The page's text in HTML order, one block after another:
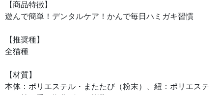
【商品特徴】
遊んで簡単！デンタルケア！かんで毎日ハミガキ習慣
【推奨種】
全猫種
【材質】
本体：ポリエステル・またたび（粉末）、紐：ポリエステ